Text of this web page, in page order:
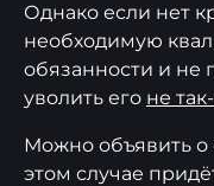
Однако если нет
необходимую
обязанности и не
уволить его не
Можно объявить
этом случае